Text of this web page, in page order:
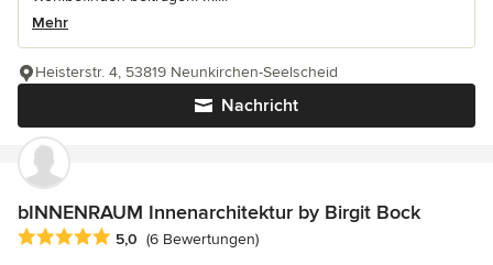
Mehr
Nachricht
Heisterstr. 4, 53819 Neunkirchen-Seelscheid
bINNENRAUM Innenarchitektur by Birgit Bock
Durchschnittliche Bewertung: 5 von 5 Sternen
5,0 (6 Bewertungen)